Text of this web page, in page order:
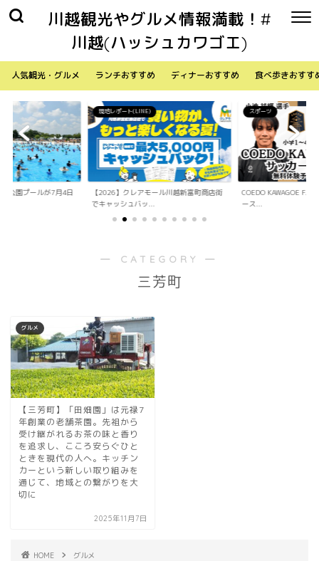
川越観光やグルメ情報満載！#
川越(ハッシュカワゴエ)
人気観光・グルメ ランチおすすめ ディナーおすすめ 食べ歩きおすす
公園プールが7月4日
現地レポート(LINE)
【2026】クレアモール川越新富町商店街
でキャッシュバッ...
スポーツ
COEDO KAWAGOE F.C
ース...
― CATEGORY ―
三芳町
グルメ
【三芳町】「田畑園」は元禄7
年創業の老舗茶園。先祖から
受け継がれるお茶の味と香り
を追求し、こころ安らぐひと
ときを現代の人へ。キッチン
カーという新しい取り組みを
通じて、地域との繋がりを大
切に
2025年11月7日
HOME グルメ